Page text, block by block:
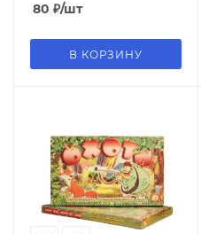
80 ₽/шт
В КОРЗИНУ